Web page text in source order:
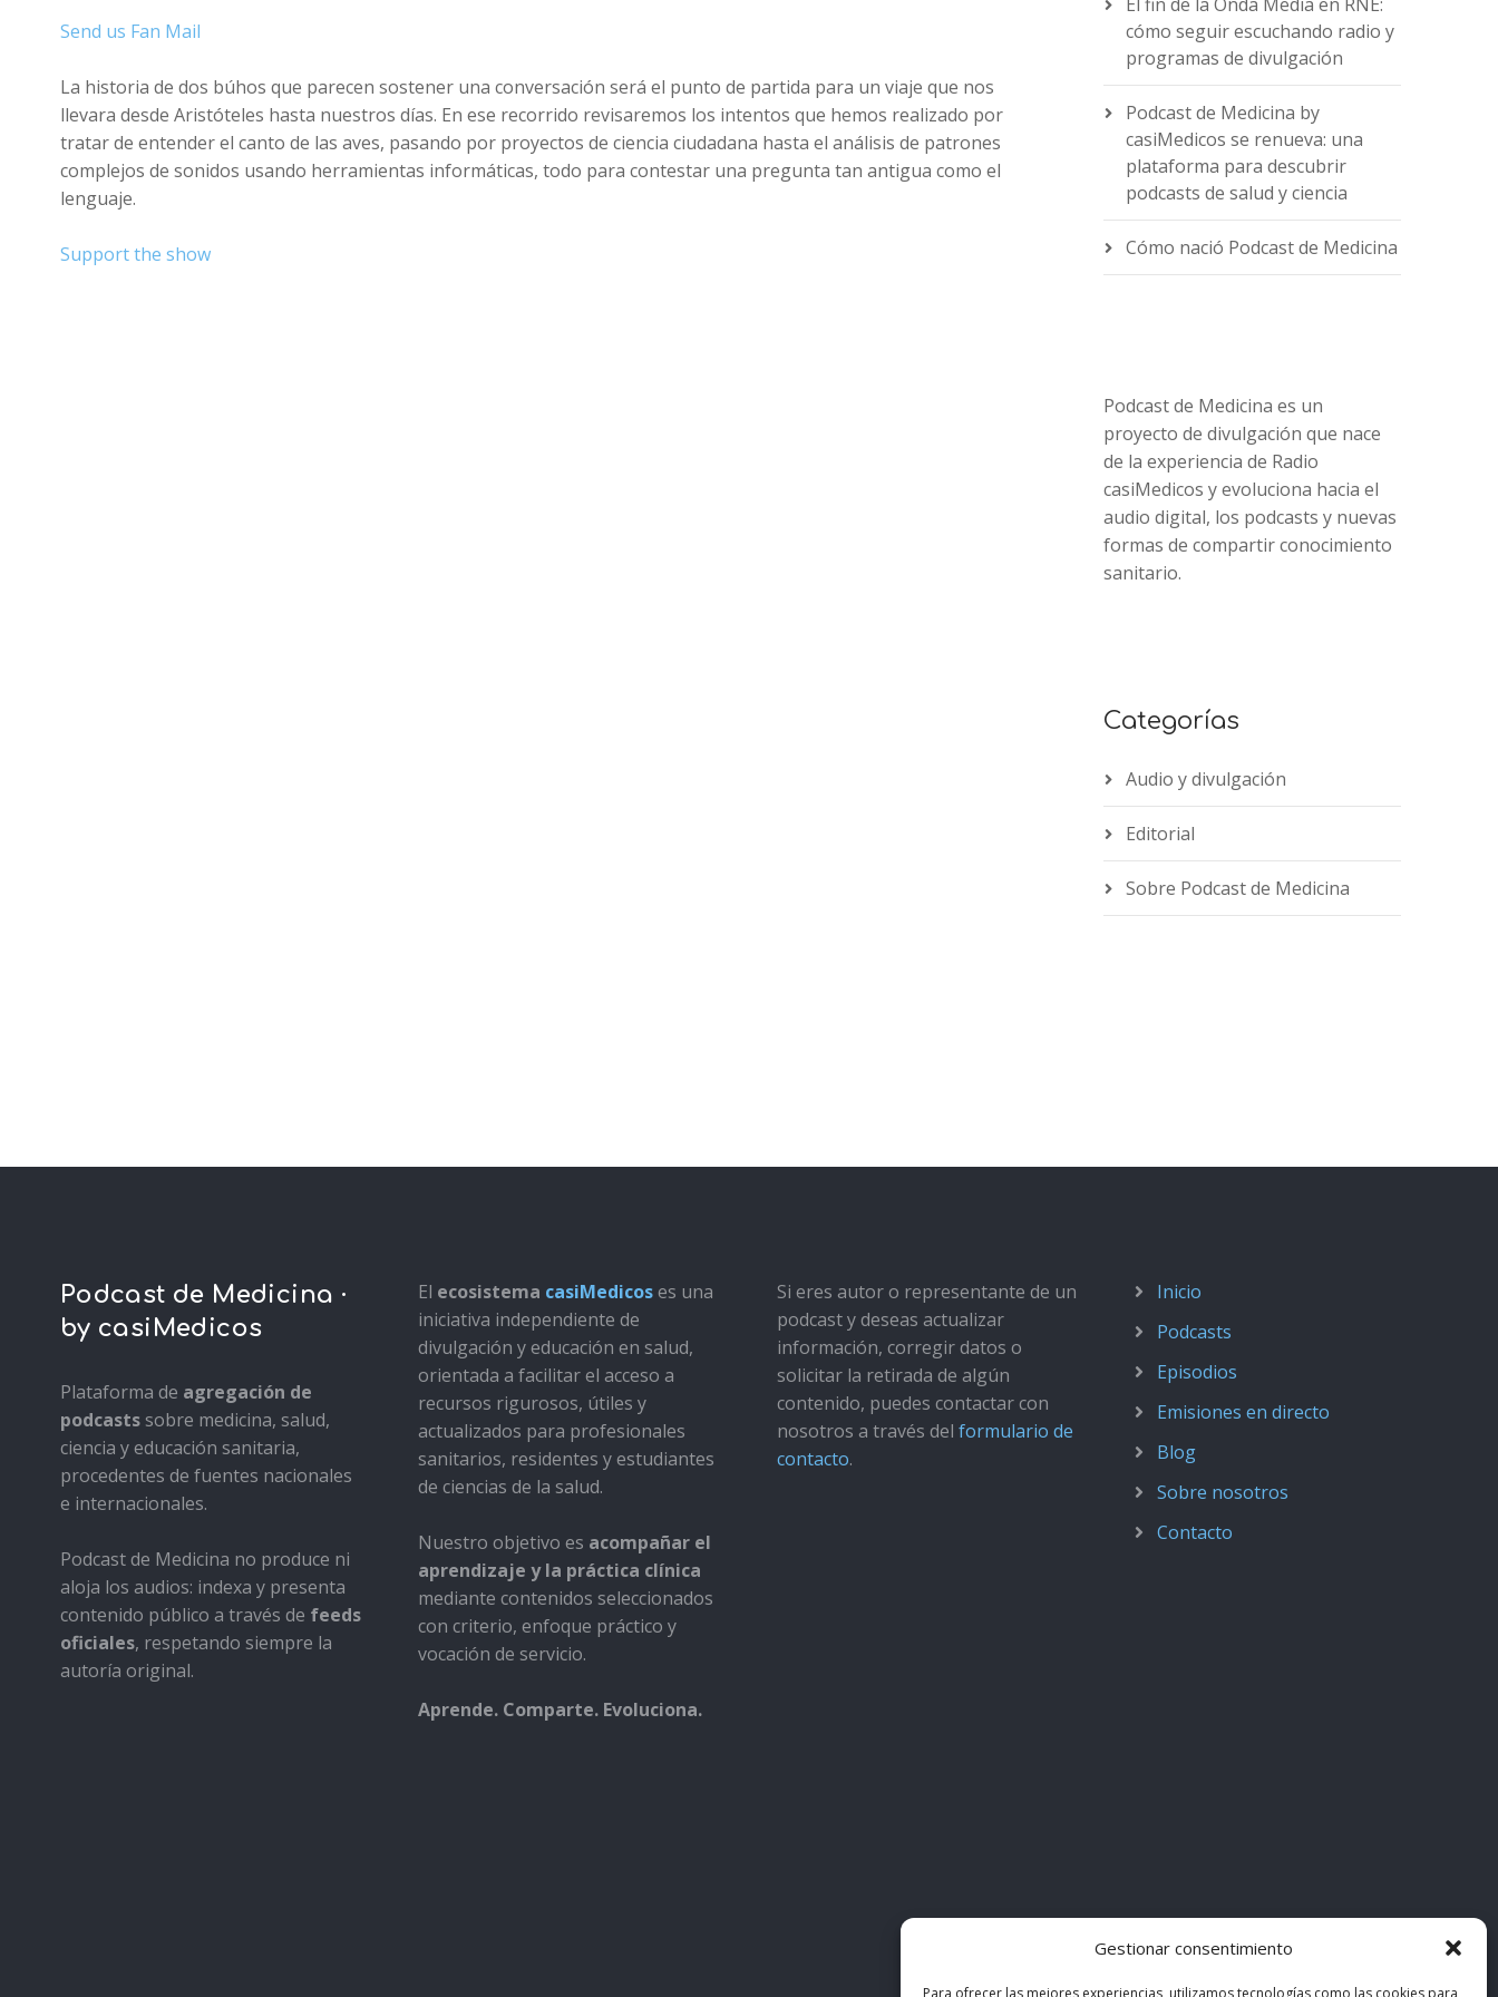
Gestionar consentimiento
Para ofrecer las mejores experiencias, utilizamos tecnologías como las cookies para
increase
or
decrease
volume.
Send us Fan Mail
La historia de dos búhos que parecen sostener una conversación será el punto de partida para un viaje que nos
llevara desde Aristóteles hasta nuestros días. En ese recorrido revisaremos los intentos que hemos realizado por
tratar de entender el canto de las aves, pasando por proyectos de ciencia ciudadana hasta el análisis de patrones
complejos de sonidos usando herramientas informáticas, todo para contestar una pregunta tan antigua como el
lenguaje.
Support the show
cómo seguir escuchando radio y
programas de divulgación
Podcast de Medicina by
casiMedicos se renueva: una
plataforma para descubrir
podcasts de salud y ciencia
Cómo nació Podcast de Medicina
Podcast de Medicina es un
proyecto de divulgación que nace
de la experiencia de Radio
casiMedicos y evoluciona hacia el
audio digital, los podcasts y nuevas
formas de compartir conocimiento
sanitario.
Categorías
Audio y divulgación
Editorial
Sobre Podcast de Medicina
Podcast de Medicina ·
by casiMedicos
Plataforma de agregación de
podcastssobre medicina, salud,
ciencia y educación sanitaria,
procedentes de fuentes nacionales
e internacionales.
Podcast de Medicina no produce ni
aloja los audios: indexa y presenta
contenido público a través de feeds
oficiales, respetando siempre la
autoría original.
El ecosistema casiMedicoses una
iniciativa independiente de
divulgación y educación en salud,
orientada a facilitar el acceso a
recursos rigurosos, útiles y
actualizados para profesionales
sanitarios, residentes y estudiantes
de ciencias de la salud.
Nuestro objetivo es acompañar el
aprendizaje y la práctica clínica
mediante contenidos seleccionados
con criterio, enfoque práctico y
vocación de servicio.
Aprende. Comparte. Evoluciona.
Si eres autor o representante de un
podcast y deseas actualizar
información, corregir datos o
solicitar la retirada de algún
contenido, puedes contactar con
nosotros a través del formulario de
contacto.
Inicio
Podcasts
Episodios
Emisiones en directo
Blog
Sobre nosotros
Contacto